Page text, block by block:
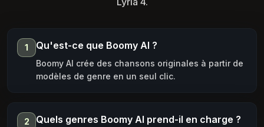
1 Qu'est-ce que Boomy AI ?
Boomy AI crée des chansons originales à partir de
modèles de genre en un seul clic.
2 Quels genres Boomy AI prend-il en charge ?